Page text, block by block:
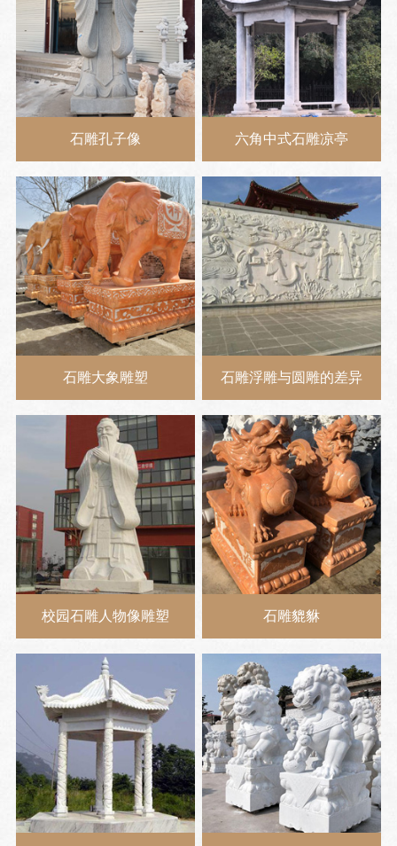
石雕孔子像 六角中式石雕凉亭
石雕大象雕塑 石雕浮雕与圆雕的差异
校园石雕人物像雕塑 石雕貔貅